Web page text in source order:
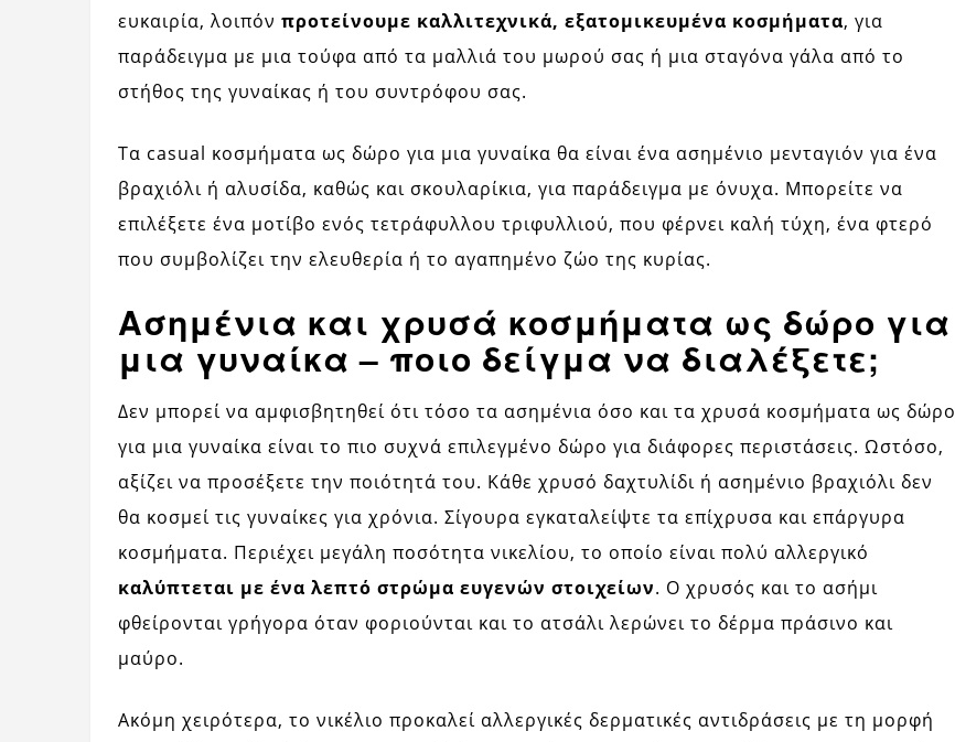
ευκαιρία, λοιπόν προτείνουμε καλλιτεχνικά, εξατομικευμένα κοσμήματα, για
παράδειγμα με μια τούφα από τα μαλλιά του μωρού σας ή μια σταγόνα γάλα από το
στήθος της γυναίκας ή του συντρόφου σας.
Τα casual κοσμήματα ως δώρο για μια γυναίκα θα είναι ένα ασημένιο μενταγιόν για ένα
βραχιόλι ή αλυσίδα, καθώς και σκουλαρίκια, για παράδειγμα με όνυχα. Μπορείτε να
επιλέξετε ένα μοτίβο ενός τετράφυλλου τριφυλλιού, που φέρνει καλή τύχη, ένα φτερό
που συμβολίζει την ελευθερία ή το αγαπημένο ζώο της κυρίας.
Ασημένια και χρυσά κοσμήματα ως δώρο για
μια γυναίκα – ποιο δείγμα να διαλέξετε;
Δεν μπορεί να αμφισβητηθεί ότι τόσο τα ασημένια όσο και τα χρυσά κοσμήματα ως δώρο
για μια γυναίκα είναι το πιο συχνά επιλεγμένο δώρο για διάφορες περιστάσεις. Ωστόσο,
αξίζει να προσέξετε την ποιότητά του. Κάθε χρυσό δαχτυλίδι ή ασημένιο βραχιόλι δεν
θα κοσμεί τις γυναίκες για χρόνια. Σίγουρα εγκαταλείψτε τα επίχρυσα και επάργυρα
κοσμήματα. Περιέχει μεγάλη ποσότητα νικελίου, το οποίο είναι πολύ αλλεργικό
καλύπτεται με ένα λεπτό στρώμα ευγενών στοιχείων. Ο χρυσός και το ασήμι
φθείρονται γρήγορα όταν φοριούνται και το ατσάλι λερώνει το δέρμα πράσινο και
μαύρο.
Ακόμη χειρότερα, το νικέλιο προκαλεί αλλεργικές δερματικές αντιδράσεις με τη μορφή